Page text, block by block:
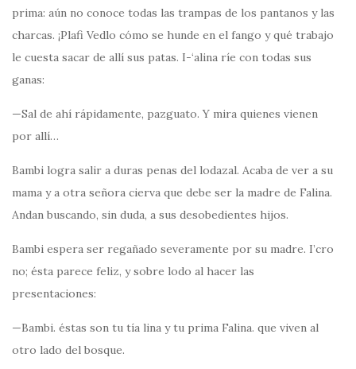
prima: aún no conoce todas las trampas de los pantanos y las
charcas. ¡Plafi Vedlo cómo se hunde en el fango y qué trabajo
le cuesta sacar de allí sus patas. I-‘alina ríe con todas sus
ganas:
—Sal de ahí rápidamente, pazguato. Y mira quienes vienen
por allí…
Bambi logra salir a duras penas del lodazal. Acaba de ver a su
mama y a otra señora cierva que debe ser la madre de Falina.
Andan buscando, sin duda, a sus desobedientes hijos.
Bambi espera ser regañado severamente por su madre. I’cro
no; ésta parece feliz, y sobre lodo al hacer las
presentaciones:
—Bambi. éstas son tu tía lina y tu prima Falina. que viven al
otro lado del bosque.